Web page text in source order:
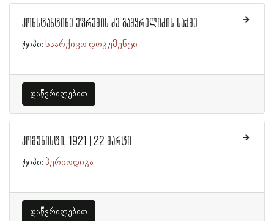
კონსტანტინე ეფრემის ძე გამყრელიძის საქმე
ტიპი: საარქივო დოკუმენტი
დაწვრილებით
კომუნისტი, 1921 | 22 მარტი
ტიპი: პერიოდიკა
დაწვრილებით